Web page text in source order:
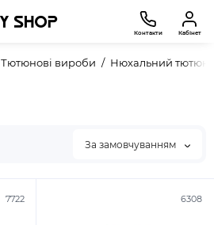
Контакти Кабінет
Тютюнові вироби Нюхальний тютюн
За замовчуванням
7722 6308